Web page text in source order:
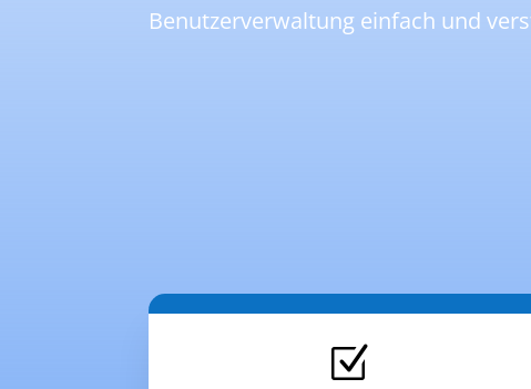
Benutzerverwaltung einfach und
Z